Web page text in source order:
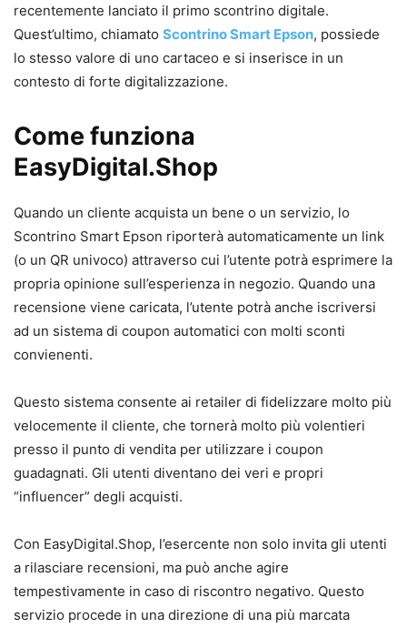
recentemente lanciato il primo scontrino digitale.
Quest’ultimo, chiamato Scontrino Smart Epson, possiede
lo stesso valore di uno cartaceo e si inserisce in un
contesto di forte digitalizzazione.
Come funziona
EasyDigital.Shop
Quando un cliente acquista un bene o un servizio, lo
Scontrino Smart Epson riporterà automaticamente un link
(o un QR univoco) attraverso cui l’utente potrà esprimere la
propria opinione sull’esperienza in negozio. Quando una
recensione viene caricata, l’utente potrà anche iscriversi
ad un sistema di coupon automatici con molti sconti
convienenti.
Questo sistema consente ai retailer di fidelizzare molto più
velocemente il cliente, che tornerà molto più volentieri
presso il punto di vendita per utilizzare i coupon
guadagnati. Gli utenti diventano dei veri e propri
“influencer” degli acquisti.
Con EasyDigital.Shop, l’esercente non solo invita gli utenti
a rilasciare recensioni, ma può anche agire
tempestivamente in caso di riscontro negativo. Questo
servizio procede in una direzione di una più marcata